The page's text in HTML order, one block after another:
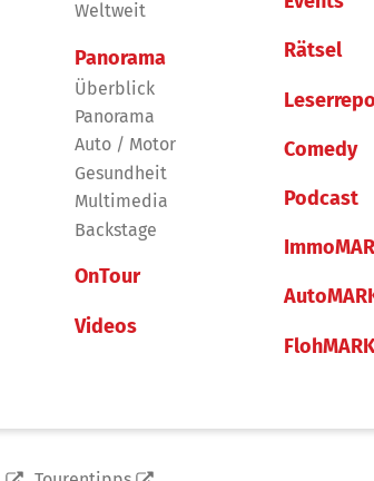
Weltweit
Panorama
Überblick
Panorama
Auto / Motor
Gesundheit
Multimedia
Backstage
OnTour
Videos
Rätsel
Comedy
Podcast